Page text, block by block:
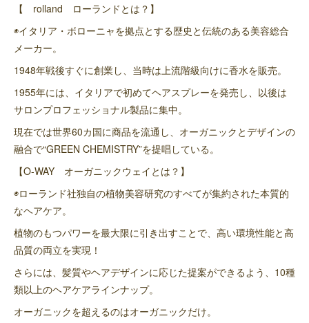
【 rolland ローランドとは？】
◉イタリア・ボローニャを拠点とする歴史と伝統のある美容総合
メーカー。
1948年戦後すぐに創業し、当時は上流階級向けに香水を販売。
1955年には、イタリアで初めてヘアスプレーを発売し、以後は
サロンプロフェッショナル製品に集中。
現在では世界60カ国に商品を流通し、オーガニックとデザインの
融合で“GREEN CHEMISTRY”を提唱している。
【O-WAY オーガニックウェイとは？】
◉ローランド社独自の植物美容研究のすべてが集約された本質的
なヘアケア。
植物のもつパワーを最大限に引き出すことで、高い環境性能と高
品質の両立を実現！
さらには、髪質やヘアデザインに応じた提案ができるよう、10種
類以上のヘアケアラインナップ。
オーガニックを超えるのはオーガニックだけ。